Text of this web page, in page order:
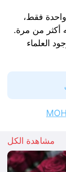
فقط،
أكثر من مرة.
العلماء
مشاهدة الكل